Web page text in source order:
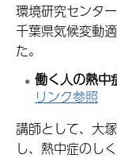
環境研究センタ
千葉県気候変動
た。
働く人の熱
リンク参照
講師として、大
し、熱中症のし